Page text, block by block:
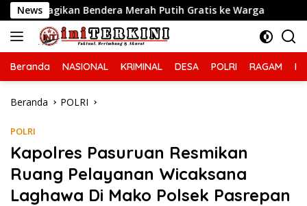
Langsung
ke
konten
NewsMerah Putih Gratis ke Warga Ciptakan
Beranda NASIONAL KRIMINAL DESA POLRI RAGAM
Beranda POLRI
POLRI
Kapolres Pasuruan Resmikan
Ruang Pelayanan Wicaksana
Laghawa Di Mako Polsek Pasrepan